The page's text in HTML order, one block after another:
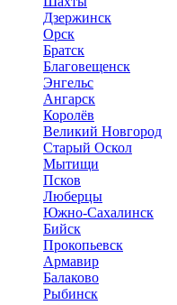
Дзержинск
Орск
Братск
Благовещенск
Энгельс
Ангарск
Королёв
Великий Новгород
Старый Оскол
Мытищи
Псков
Люберцы
Южно-Сахалинск
Бийск
Прокопьевск
Армавир
Балаково
Рыбинск